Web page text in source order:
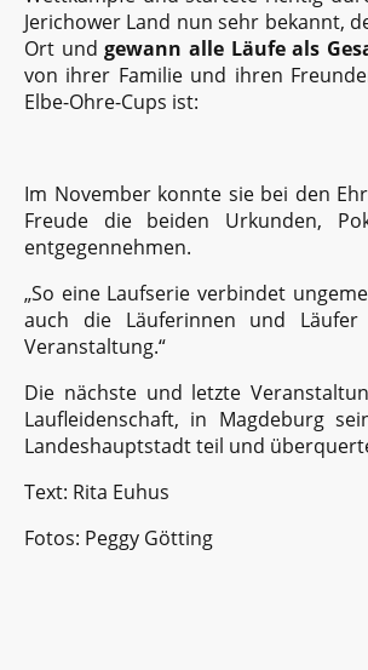
Jerichower Land nun sehr bekannt,
Ort undgewann alle Läufe als
von ihrer Familie und ihren
Elbe-Ohre-Cups ist:
Im November konnte sie bei den
Freude die beiden Urkunden,
entgegennehmen.
„So eine Laufserie verbindet
auch die Läuferinnen und
Veranstaltung.“
Die nächste und letzte
Laufleidenschaft, in Magdeburg
Landeshauptstadt teil und
Text: Rita Euhus
Fotos: Peggy Götting